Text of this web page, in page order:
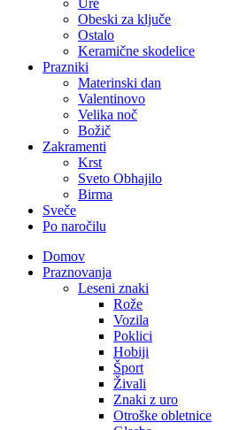
Obeski za ključe
Ostalo
Keramične skodelice
Prazniki
Materinski dan
Valentinovo
Velika noč
Božič
Zakramenti
Krst
Sveto Obhajilo
Birma
Sveče
Po naročilu
Domov
Praznovanja
Leseni znaki
Rože
Vozila
Poklici
Hobiji
Šport
Živali
Znaki z uro
Otroške obletnice